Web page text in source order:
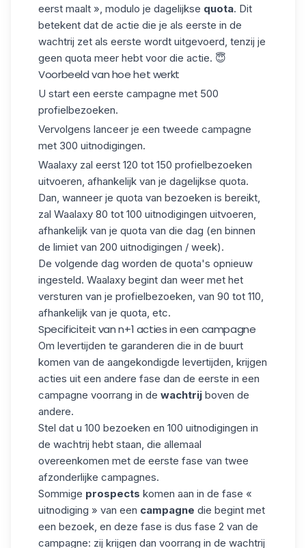
eerst maalt », modulo je dagelijkse quota. Dit
betekent dat de actie die je als eerste in de
wachtrij zet als eerste wordt uitgevoerd, tenzij je
geen quota meer hebt voor die actie. 😇
Voorbeeld van hoe het werkt
U start een eerste campagne met 500
profielbezoeken.
Vervolgens lanceer je een tweede campagne
met 300 uitnodigingen.
Waalaxy zal eerst 120 tot 150 profielbezoeken
uitvoeren, afhankelijk van je dagelijkse quota.
Dan, wanneer je quota van bezoeken is bereikt,
zal Waalaxy 80 tot 100 uitnodigingen uitvoeren,
afhankelijk van je quota van die dag (en binnen
de limiet van 200 uitnodigingen / week).
De volgende dag worden de quota's opnieuw
ingesteld. Waalaxy begint dan weer met het
versturen van je profielbezoeken, van 90 tot 110,
afhankelijk van je quota, etc.
Specificiteit van n+1 acties in een campagne
Om levertijden te garanderen die in de buurt
komen van de aangekondigde levertijden, krijgen
acties uit een andere fase dan de eerste in een
campagne voorrang in de wachtrij boven de
andere.
Stel dat u 100 bezoeken en 100 uitnodigingen in
de wachtrij hebt staan, die allemaal
overeenkomen met de eerste fase van twee
afzonderlijke campagnes.
Sommige prospects komen aan in de fase «
uitnodiging » van een campagne die begint met
een bezoek, en deze fase is dus fase 2 van de
campagne: zij krijgen dan voorrang in de wachtrij